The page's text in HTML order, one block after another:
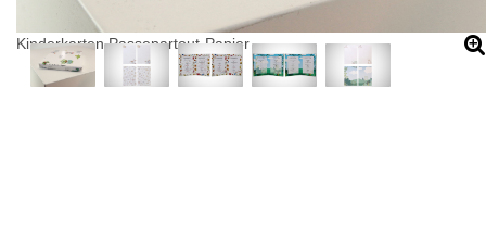
Kinderkarten Passepartout-Papier